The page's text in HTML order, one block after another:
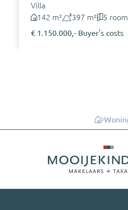
Villa
142 m²
397 m²
5
€ 1.150.000,- Buyer's costs